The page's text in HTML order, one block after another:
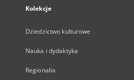
Kolekcje
Dziedzictwo kulturowe
Nauka i dydaktyka
Regionalia